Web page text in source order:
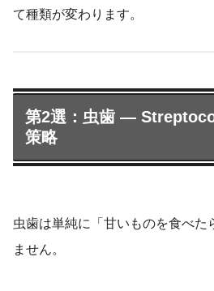
て種類が変わります。
第2選：虫歯 ―
策略
虫歯は単純に「甘いものを食べた
ません。